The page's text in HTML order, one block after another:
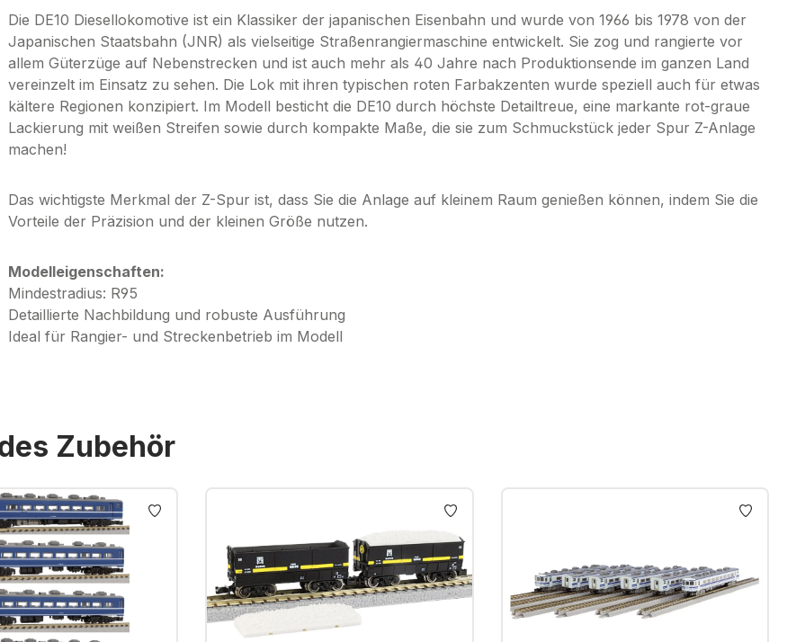
Die DE10 Diesellokomotive ist ein Klassiker der japanischen Eisenbahn und wurde von 1966 bis 1978 von der
Japanischen Staatsbahn (JNR) als vielseitige Straßenrangiermaschine entwickelt. Sie zog und rangierte vor
allem Güterzüge auf Nebenstrecken und ist auch mehr als 40 Jahre nach Produktionsende im ganzen Land
vereinzelt im Einsatz zu sehen. Die Lok mit ihren typischen roten Farbakzenten wurde speziell auch für etwas
kältere Regionen konzipiert. Im Modell besticht die DE10 durch höchste Detailtreue, eine markante rot-graue
Lackierung mit weißen Streifen sowie durch kompakte Maße, die sie zum Schmuckstück jeder Spur Z-Anlage
machen!
Das wichtigste Merkmal der Z-Spur ist, dass Sie die Anlage auf kleinem Raum genießen können, indem Sie die
Vorteile der Präzision und der kleinen Größe nutzen.
Modelleigenschaften:
Mindestradius: R95
Detaillierte Nachbildung und robuste Ausführung
Ideal für Rangier- und Streckenbetrieb im Modell
Zubehör